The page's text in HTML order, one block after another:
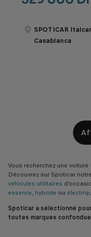
SPOTICAR
Casablanca
Vous recherchez une voiture
Découvrez sur Spoticar
véhicules utilitaires
essence, hybride ou
Spoticar a sélectionné
toutes marques